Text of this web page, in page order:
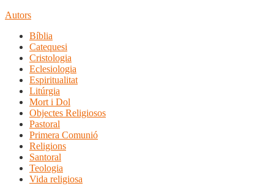
Autors
Bíblia
Catequesi
Cristologia
Eclesiologia
Espiritualitat
Litúrgia
Mort i Dol
Objectes Religiosos
Pastoral
Primera Comunió
Religions
Santoral
Teologia
Vida religiosa